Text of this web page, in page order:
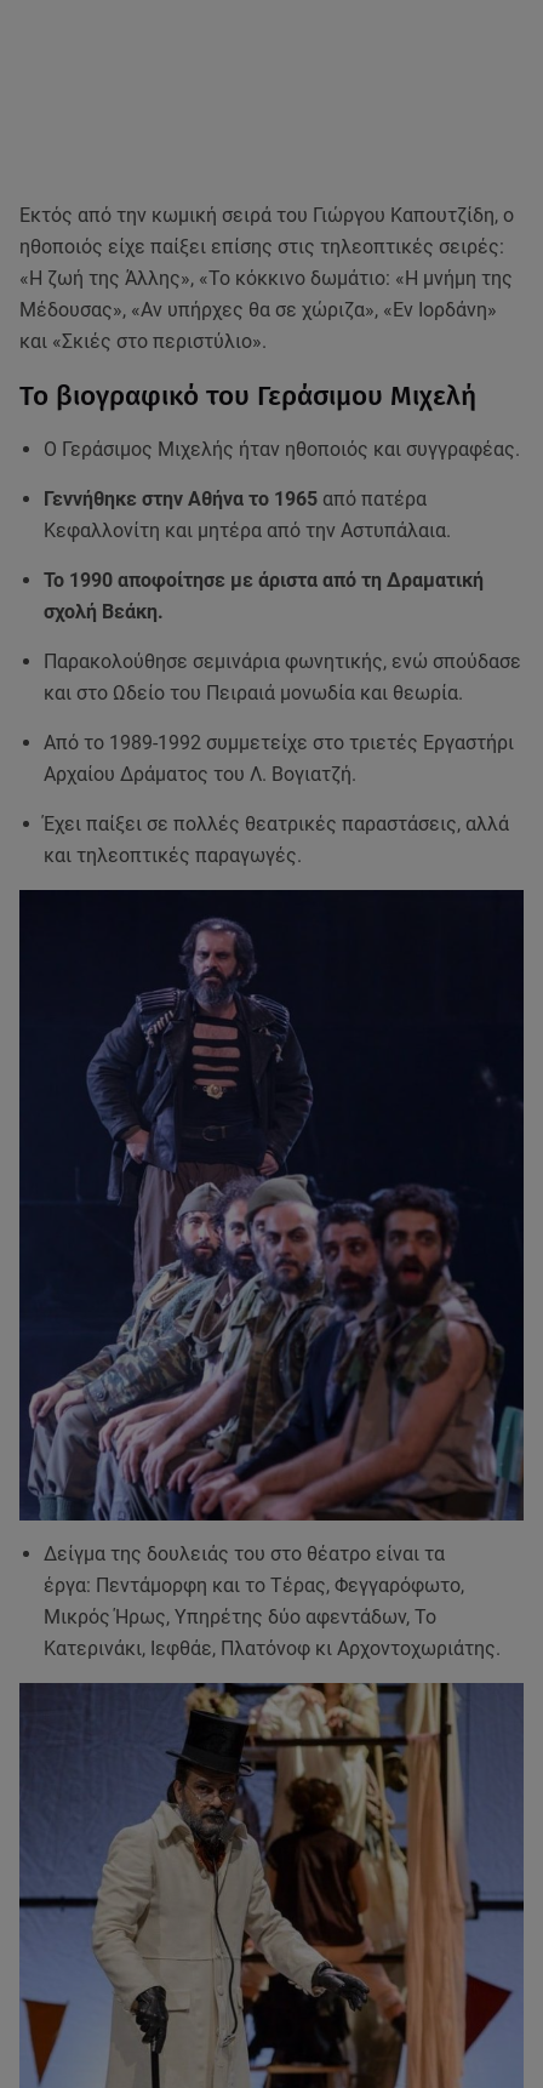
Εκτός από την κωμική σειρά του Γιώργου Καπουτζίδη, ο
ηθοποιός είχε παίξει επίσης στις τηλεοπτικές σειρές:
«Η ζωή της Άλλης», «Το κόκκινο δωμάτιο: «Η μνήμη της
Μέδουσας», «Αν υπήρχες θα σε χώριζα», «Εν Ιορδάνη»
και «Σκιές στο περιστύλιο».
Το βιογραφικό του Γεράσιμου Μιχελή
Ο Γεράσιμος Μιχελής ήταν ηθοποιός και συγγραφέας.
Γεννήθηκε στην Αθήνα το 1965 από πατέρα
Κεφαλλονίτη και μητέρα από την Αστυπάλαια.
Το 1990 αποφοίτησε με άριστα από τη Δραματική
σχολή Βεάκη.
Παρακολούθησε σεμινάρια φωνητικής, ενώ σπούδασε
και στο Ωδείο του Πειραιά μονωδία και θεωρία.
Από το 1989-1992 συμμετείχε στο τριετές Εργαστήρι
Αρχαίου Δράματος του Λ. Βογιατζή.
Έχει παίξει σε πολλές θεατρικές παραστάσεις, αλλά
και τηλεοπτικές παραγωγές.
Δείγμα της δουλειάς του στο θέατρο είναι τα
έργα: Πεντάμορφη και το Τέρας, Φεγγαρόφωτο,
Μικρός Ήρως, Υπηρέτης δύο αφεντάδων, Το
Κατερινάκι, Ιεφθάε, Πλατόνοφ κι Αρχοντοχωριάτης.